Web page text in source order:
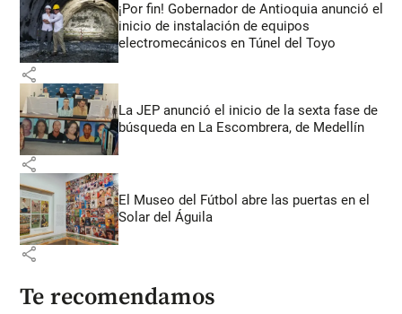
¡Por fin! Gobernador de Antioquia anunció el
inicio de instalación de equipos
electromecánicos en Túnel del Toyo
share
La JEP anunció el inicio de la sexta fase de
búsqueda en La Escombrera, de Medellín
share
El Museo del Fútbol abre las puertas en el
Solar del Águila
share
Te recomendamos